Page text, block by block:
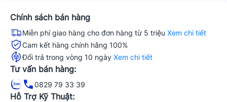
Chính sách bán hàng
Miễn phí giao hàng cho đơn hàng từ 5 triệu Xem chi tiết
Cam kết hàng chính hãng 100%
Đổi trả trong vòng 10 ngày Xem chi tiết
Tư vấn bán hàng:
0829 79 33 39
Hỗ Trợ Kỹ Thuật: